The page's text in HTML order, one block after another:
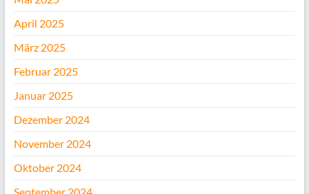
April 2025
März 2025
Februar 2025
Januar 2025
Dezember 2024
November 2024
Oktober 2024